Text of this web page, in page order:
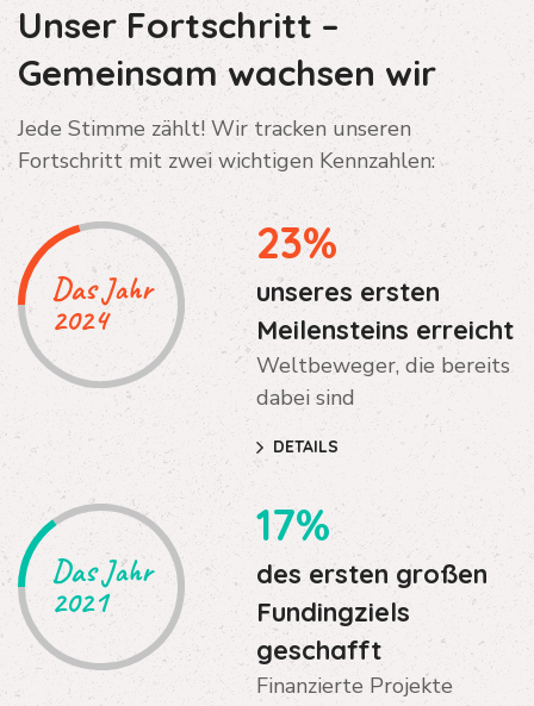
Unser Fortschritt –
Gemeinsam wachsen wir
Jede Stimme zählt! Wir tracken unseren
Fortschritt mit zwei wichtigen Kennzahlen:
Das Jahr
2024
23%
unseres ersten
Meilensteins erreicht
Weltbeweger, die bereits
dabei sind
DETAILS
Das Jahr
2021
17%
des ersten großen
Fundingziels
geschafft
Finanzierte Projekte